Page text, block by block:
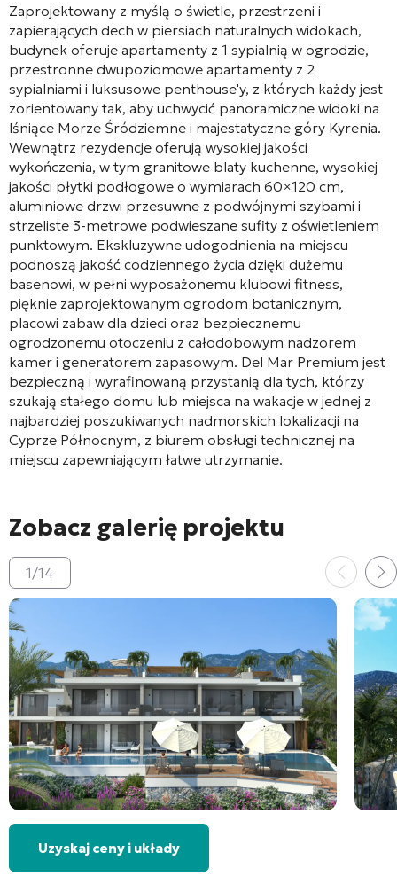
Zaprojektowany z myślą o świetle, przestrzeni i
zapierających dech w piersiach naturalnych widokach,
budynek oferuje apartamenty z 1 sypialnią w ogrodzie,
przestronne dwupoziomowe apartamenty z 2
sypialniami i luksusowe penthouse'y, z których każdy jest
zorientowany tak, aby uchwycić panoramiczne widoki na
lśniące Morze Śródziemne i majestatyczne góry Kyrenia.
Wewnątrz rezydencje oferują wysokiej jakości
wykończenia, w tym granitowe blaty kuchenne, wysokiej
jakości płytki podłogowe o wymiarach 60×120 cm,
aluminiowe drzwi przesuwne z podwójnymi szybami i
strzeliste 3-metrowe podwieszane sufity z oświetleniem
punktowym. Ekskluzywne udogodnienia na miejscu
podnoszą jakość codziennego życia dzięki dużemu
basenowi, w pełni wyposażonemu klubowi fitness,
pięknie zaprojektowanym ogrodom botanicznym,
placowi zabaw dla dzieci oraz bezpiecznemu
ogrodzonemu otoczeniu z całodobowym nadzorem
kamer i generatorem zapasowym. Del Mar Premium jest
bezpieczną i wyrafinowaną przystanią dla tych, którzy
szukają stałego domu lub miejsca na wakacje w jednej z
najbardziej poszukiwanych nadmorskich lokalizacji na
Cyprze Północnym, z biurem obsługi technicznej na
miejscu zapewniającym łatwe utrzymanie.
Zobacz galerię projektu
1/14
Uzyskaj ceny i układy